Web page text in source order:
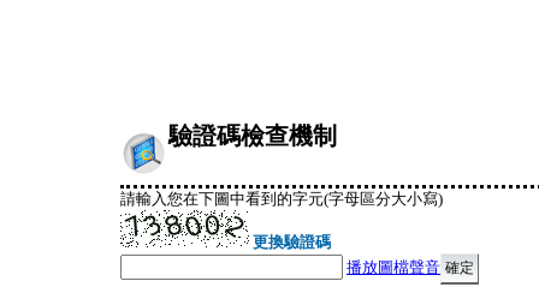
驗證碼檢查機制
請輸入您在下圖中看到的字元(字母區分大小寫)
更換驗證碼
播放圖檔聲音